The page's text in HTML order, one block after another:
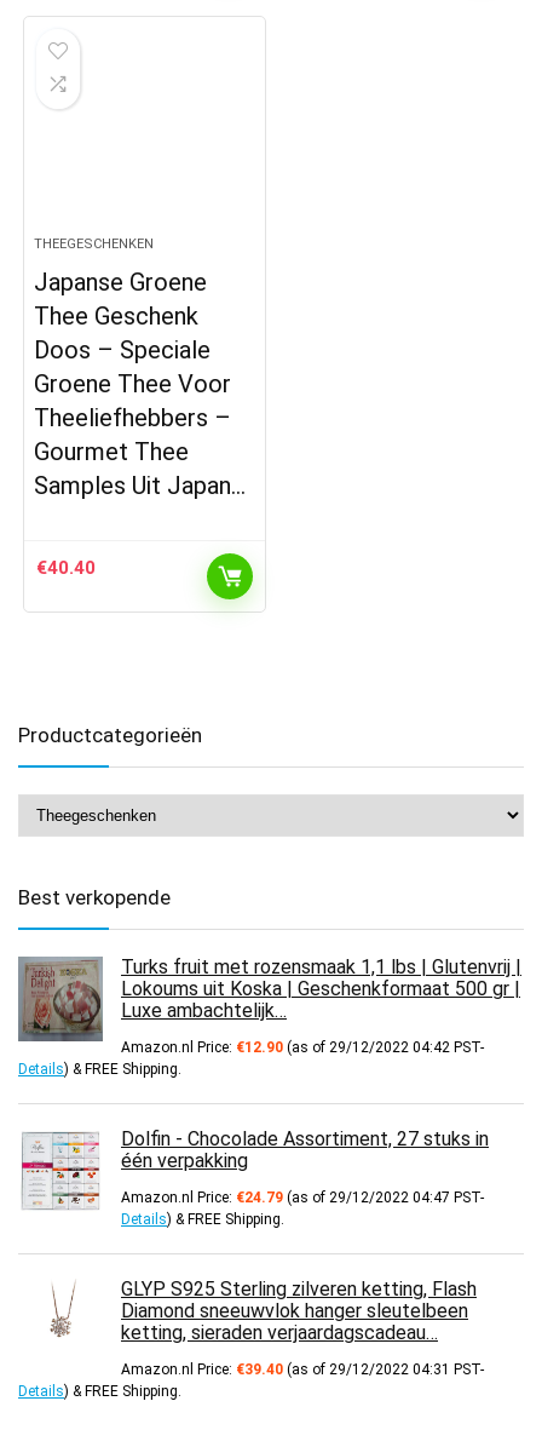
THEEGESCHENKEN
Japanse Groene
Thee Geschenk
Doos – Speciale
Groene Thee Voor
Theeliefhebbers –
Gourmet Thee
Samples Uit Japan…
€40.40
Productcategorieën
Best verkopende
Turks fruit met rozensmaak 1,1 lbs | Glutenvrij |
Lokoums uit Koska | Geschenkformaat 500 gr |
Luxe ambachtelijk…
Amazon.nl Price: €12.90 (as of 29/12/2022 04:42 PST-
Details) & FREE Shipping.
Dolfin - Chocolade Assortiment, 27 stuks in
één verpakking
Amazon.nl Price: €24.79 (as of 29/12/2022 04:47 PST-
Details) & FREE Shipping.
GLYP S925 Sterling zilveren ketting, Flash
Diamond sneeuwvlok hanger sleutelbeen
ketting, sieraden verjaardagscadeau…
Amazon.nl Price: €39.40 (as of 29/12/2022 04:31 PST-
Details) & FREE Shipping.